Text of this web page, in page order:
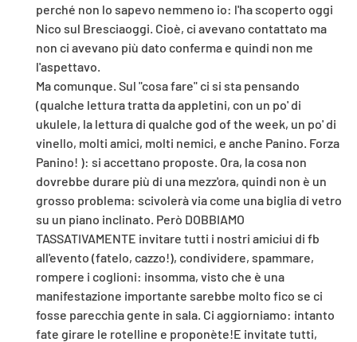
perché non lo sapevo nemmeno io: l'ha scoperto oggi
Nico sul Bresciaoggi. Cioè, ci avevano contattato ma
non ci avevano più dato conferma e quindi non me
l'aspettavo.
Ma comunque. Sul "cosa fare" ci si sta pensando
(qualche lettura tratta da appletini, con un po' di
ukulele, la lettura di qualche god of the week, un po' di
vinello, molti amici, molti nemici, e anche Panino. Forza
Panino! ): si accettano proposte. Ora, la cosa non
dovrebbe durare più di una mezz'ora, quindi non è un
grosso problema: scivolerà via come una biglia di vetro
su un piano inclinato. Però DOBBIAMO
TASSATIVAMENTE invitare tutti i nostri amiciui di fb
all'evento (fatelo, cazzo!), condividere, spammare,
rompere i coglioni: insomma, visto che è una
manifestazione importante sarebbe molto fico se ci
fosse parecchia gente in sala. Ci aggiorniamo: intanto
fate girare le rotelline e proponète!E invitate tutti,